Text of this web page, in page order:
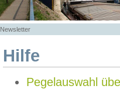
Newsletter
Hilfe
Pegelauswahl